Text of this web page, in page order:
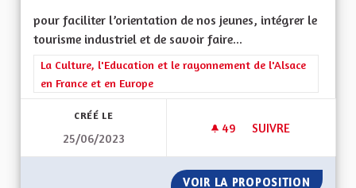
pour faciliter l’orientation de nos jeunes, intégrer le
tourisme industriel et de savoir faire...
Filtrer les résultats de la catégorie : La Culture, l'Education et
La Culture, l'Education et le rayonnement de l'Alsace
en France et en Europe
CRÉÉ LE
25/06/2023
49 49 ABONNÉS
SUIVRE
VOIR LA PROPOSITION